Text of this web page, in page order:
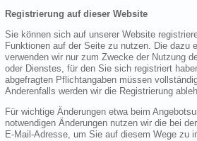
Registrierung auf dieser Website
Sie können sich auf unserer Website
Funktionen auf der Seite zu nutzen. Die dazu
verwenden wir nur zum Zwecke der Nutzung
oder Dienstes, für den Sie sich registriert
abgefragten Pflichtangaben müssen
Anderenfalls werden wir die Registrierung
Für wichtige Änderungen etwa beim
notwendigen Änderungen nutzen wir die bei
E-Mail-Adresse, um Sie auf diesem Wege zu